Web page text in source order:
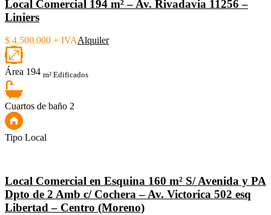
Local Comercial 194 m² – Av. Rivadavia 11256 –
Liniers
$ 4.500.000 + IVAAlquiler
Área 194 m² Edificados
Cuartos de baño 2
Tipo Local
Local Comercial en Esquina 160 m² S/ Avenida y PA
Dpto de 2 Amb c/ Cochera – Av. Victorica 502 esq
Libertad – Centro (Moreno)